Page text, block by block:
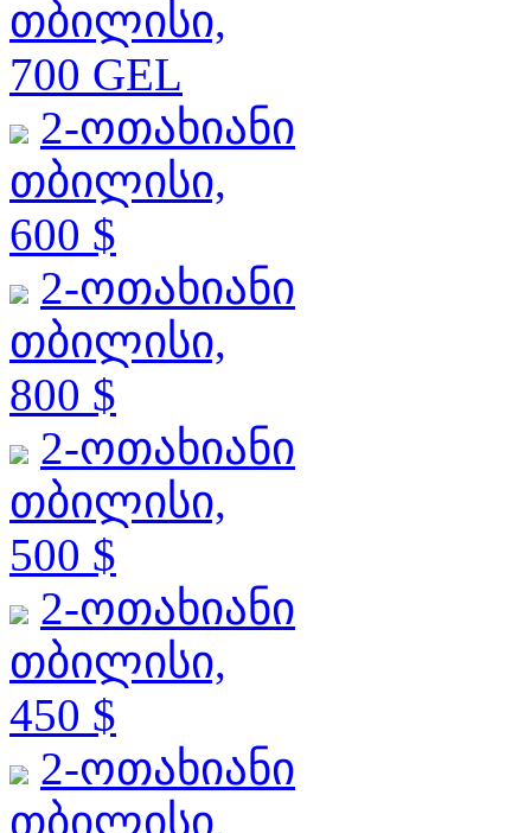
თბილისი,
700 GEL
2-ოთახიანი
თბილისი,
600 $
2-ოთახიანი
თბილისი,
800 $
2-ოთახიანი
თბილისი,
500 $
2-ოთახიანი
თბილისი,
450 $
2-ოთახიანი
თბილისი,